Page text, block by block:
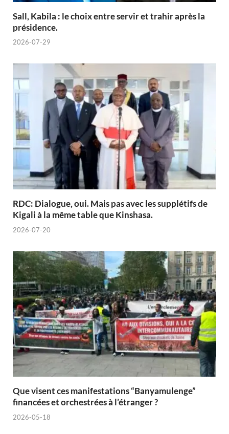
Sall, Kabila : le choix entre servir et trahir après la
présidence.
2026-07-29
RDC: Dialogue, oui. Mais pas avec les supplétifs de
Kigali à la même table que Kinshasa.
2026-07-20
Que visent ces manifestations “Banyamulenge”
financées et orchestrées à l’étranger ?
2026-05-18